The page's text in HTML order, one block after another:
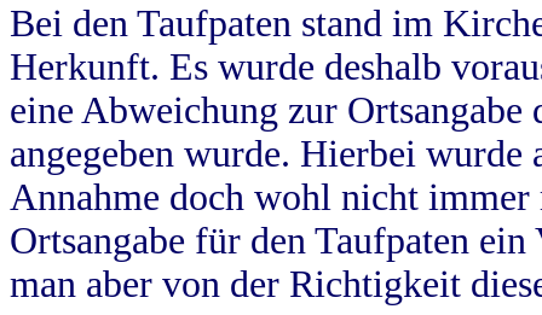
Bei den Taufpaten stand im
Herkunft. Es wurde deshalb
eine Abweichung zur
angegeben wurde. Hierbei wurde
Annahme doch wohl nicht
Ortsangabe für den Taufpaten
man aber von der Richtigkeit